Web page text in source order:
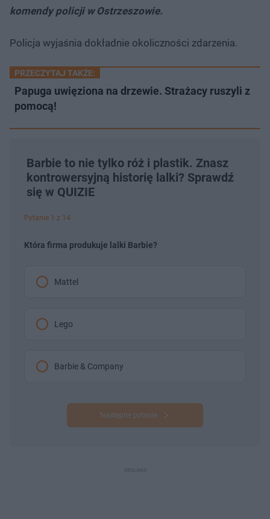
komendy policji w Ostrzeszowie.
Policja wyjaśnia dokładnie okoliczności zdarzenia.
PRZECZYTAJ TAKŻE:
Papuga uwięziona na drzewie. Strażacy ruszyli z
pomocą!
Barbie to nie tylko róż i plastik. Znasz
kontrowersyjną historię lalki? Sprawdź
się w QUIZIE
Pytanie 1 z 14
Która firma produkuje lalki Barbie?
Mattel
Lego
Barbie & Company
Następne pytanie